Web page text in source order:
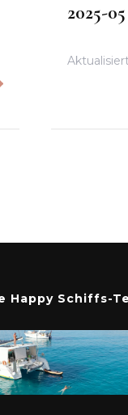
2025-
Happy Schiffs-